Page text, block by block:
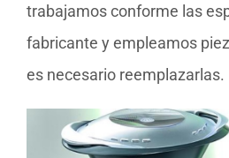
trabajamos conforme las
fabricante y empleamos
es necesario reemplazarlas.